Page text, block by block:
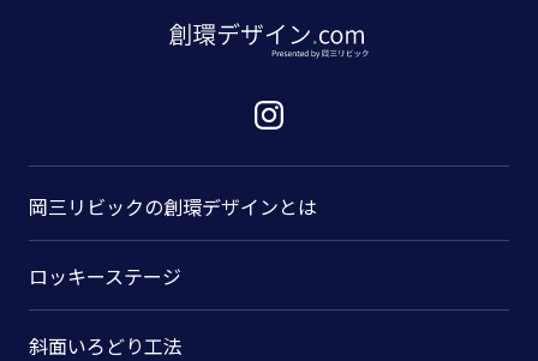
岡三リビックの創環デザインとは
ロッキーステージ
斜面いろどり工法